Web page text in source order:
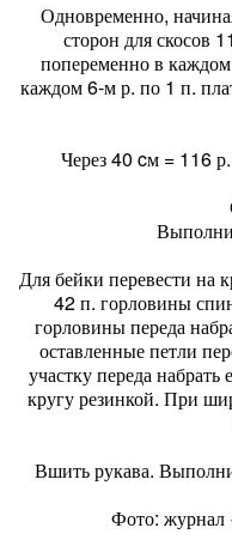
Одновременно,
сторон для скосов
попеременно в
каждом 6-м р. по 1 п.
Через 40 cм = 116
Для бейки перевести
42 п. горловины
горловины переда
оставленные петли
участку переда
кругу резинкой. При
Вшить рукава.
Фото: